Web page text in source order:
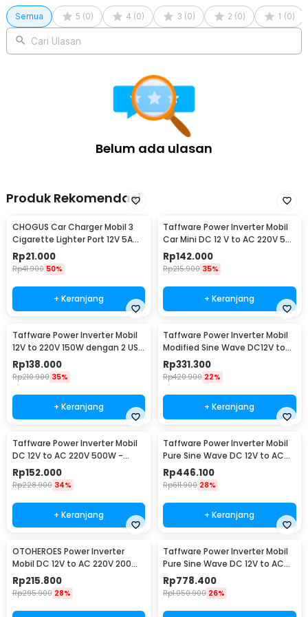
11V 30W - TQ-CC34A
Semua 5 (0) 4 (0) 3 (0) 2 (0) 1 (0)
Cari Ulasan
Belum ada ulasan
Produk Rekomendasi
CHOGUS Car Charger Mobil 3
Cigarette Lighter Port 12V 5A
60W - BM-001
Rp21.000
Rp41.900 50%
+ Keranjang
Taffware Power Inverter Mobil
Car Mini DC 12 V to AC 220V 5V
USB 150W - T150W
Rp142.000
Rp215.900 35%
+ Keranjang
Taffware Power Inverter Mobil
12V to 220V 150W dengan 2 USB
Port - PI-150W
Rp138.000
Rp210.900 35%
+ Keranjang
Taffware Power Inverter Mobil
Modified Sine Wave DC12V to
AC220V 2000W - ZX-2000E
Rp331.300
Rp420.900 22%
+ Keranjang
Taffware Power Inverter Mobil
DC 12V to AC 220V 500W -
SAA-500A
Rp152.000
Rp228.900 34%
+ Keranjang
Taffware Power Inverter Mobil
Pure Sine Wave DC 12V to AC
220V 1000W - NBQ1000W
Rp446.100
Rp611.900 28%
+ Keranjang
OTOHEROES Power Inverter
Mobil DC 12V to AC 220V 200W
- E8981
Rp215.800
Rp295.900 28%
Taffware Power Inverter Mobil
Pure Sine Wave DC 12V to AC
220V 2000W - NBQ2000W
Rp778.400
Rp1.050.900 26%